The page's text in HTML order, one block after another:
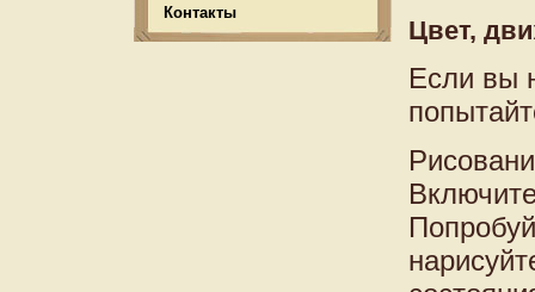
Контакты
Цвет,
Если вы